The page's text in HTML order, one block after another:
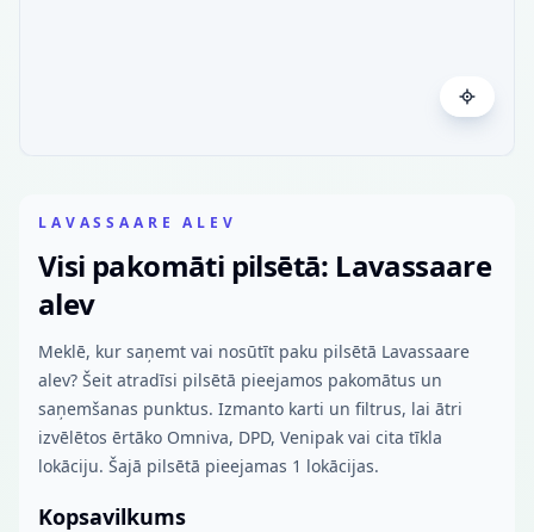
LAVASSAARE ALEV
Visi pakomāti pilsētā: Lavassaare
alev
Meklē, kur saņemt vai nosūtīt paku pilsētā Lavassaare
alev? Šeit atradīsi pilsētā pieejamos pakomātus un
saņemšanas punktus. Izmanto karti un filtrus, lai ātri
izvēlētos ērtāko Omniva, DPD, Venipak vai cita tīkla
lokāciju. Šajā pilsētā pieejamas 1 lokācijas.
Kopsavilkums